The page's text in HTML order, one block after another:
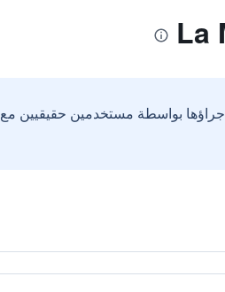
بواسطة مستخدمين حقيقيين مع